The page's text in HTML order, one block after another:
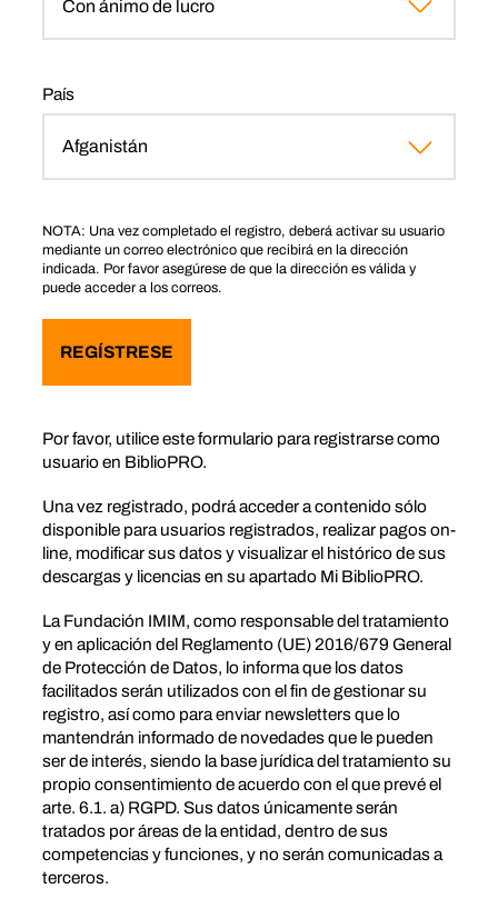
País
NOTA: Una vez completado el registro, deberá activar su usuario
mediante un correo electrónico que recibirá en la dirección
indicada. Por favor asegúrese de que la dirección es válida y
puede acceder a los correos.
REGÍSTRESE
Por favor, utilice este formulario para registrarse como
usuario en BiblioPRO.
Una vez registrado, podrá acceder a contenido sólo
disponible para usuarios registrados, realizar pagos on-
line, modificar sus datos y visualizar el histórico de sus
descargas y licencias en su apartado Mi BiblioPRO.
La Fundación IMIM, como responsable del tratamiento
y en aplicación del Reglamento (UE) 2016/679 General
de Protección de Datos, lo informa que los datos
facilitados serán utilizados con el fin de gestionar su
registro, así como para enviar newsletters que lo
mantendrán informado de novedades que le pueden
ser de interés, siendo la base jurídica del tratamiento su
propio consentimiento de acuerdo con el que prevé el
arte. 6.1. a) RGPD. Sus datos únicamente serán
tratados por áreas de la entidad, dentro de sus
competencias y funciones, y no serán comunicadas a
terceros.